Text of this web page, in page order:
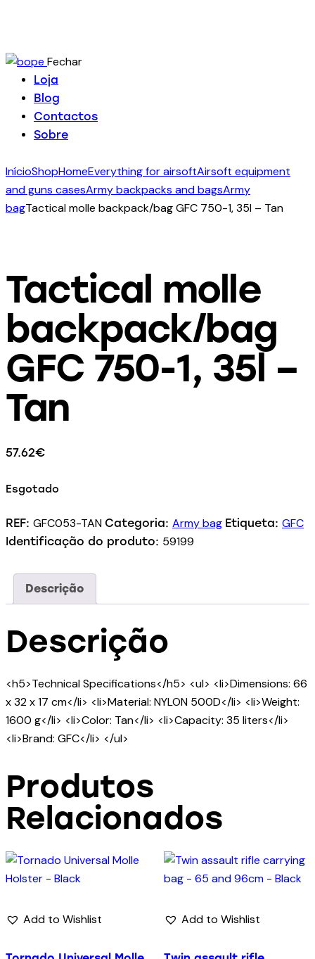
Fechar
Loja
Blog
Contactos
Sobre
InícioShopHomeEverything for airsoftAirsoft equipment
and guns casesArmy backpacks and bagsArmy
bagTactical molle backpack/bag GFC 750-1, 35l – Tan
Tactical molle
backpack/bag
GFC 750-1, 35l –
Tan
57.62€
Esgotado
REF: GFC053-TAN Categoria: Army bag Etiqueta: GFC
Identificação do produto: 59199
Descrição
Descrição
<h5>Technical Specifications</h5> <ul> <li>Dimensions: 66
x 32 x 17 cm</li> <li>Material: NYLON 500D</li> <li>Weight:
1600 g</li> <li>Color: Tan</li> <li>Capacity: 35 liters</li>
<li>Brand: GFC</li> </ul>
Produtos
Relacionados
Add to Wishlist Add to Wishlist